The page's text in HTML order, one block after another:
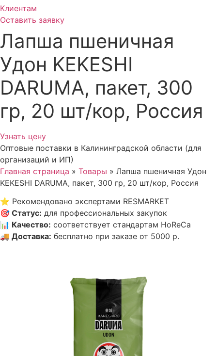
Клиентам
Оставить заявку
Лапша пшеничная
Удон KEKESHI
DARUMA, пакет, 300
гр, 20 шт/кор, Россия
Узнать цену
Оптовые поставки в Калининградской области (для
организаций и ИП)
Главная страница » Товары » Лапша пшеничная Удон
KEKESHI DARUMA, пакет, 300 гр, 20 шт/кор, Россия
⭐ Рекомендовано экспертами RESMARKET
🎯 Статус: для профессиональных закупок
📊 Качество: соответствует стандартам HoReCa
🚚 Доставка: бесплатно при заказе от 5000 р.